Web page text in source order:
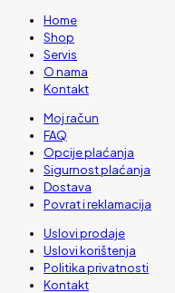
Home
Shop
Servis
O nama
Kontakt
Moj račun
FAQ
Opcije plaćanja
Sigurnost plaćanja
Dostava
Povrat i reklamacija
Uslovi prodaje
Uslovi korištenja
Politika privatnosti
Kontakt